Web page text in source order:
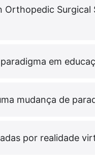
em
mudança de
por realidade